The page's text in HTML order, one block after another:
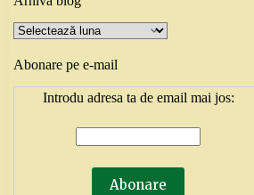
Arhivă
blog
Abonare pe e-mail
Introdu adresa ta de email mai jos: